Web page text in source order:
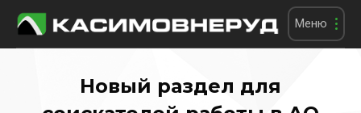
Меню
Новый раздел для